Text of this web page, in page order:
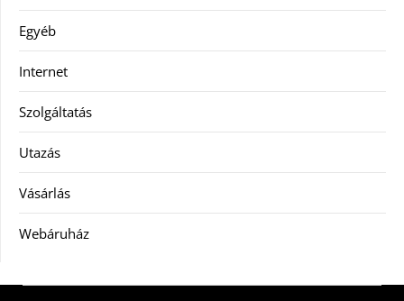
Egyéb
Internet
Szolgáltatás
Utazás
Vásárlás
Webáruház